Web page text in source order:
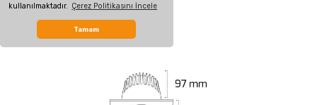
kullanılmaktadır. Çerez Politikasını İncele
Tamam
Ürün Ölçüleri